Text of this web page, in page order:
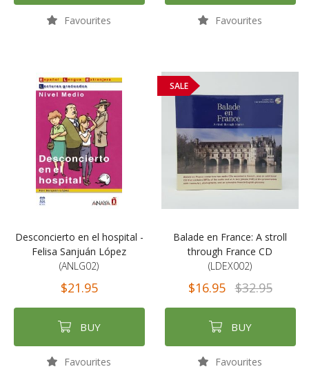
Favourites Favourites
Desconcierto en el hospital -
Felisa Sanjuán López
(ANLG02)
$21.95
BUY
Favourites
SALE
Balade en France: A stroll
through France CD
(LDEX002)
$16.95 $32.95
BUY
Favourites